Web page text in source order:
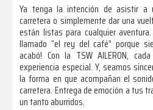
Ya tenga la intención de asistir a
carretera o simplemente dar una
están listas para cualquier
llamado “el rey del café” porque
acabó! Con la TSW AILERON,
experiencia especial. Y, seamos
la forma en que acompañan el
carretera. Entrega de emoción a tus
un tanto aburridos.